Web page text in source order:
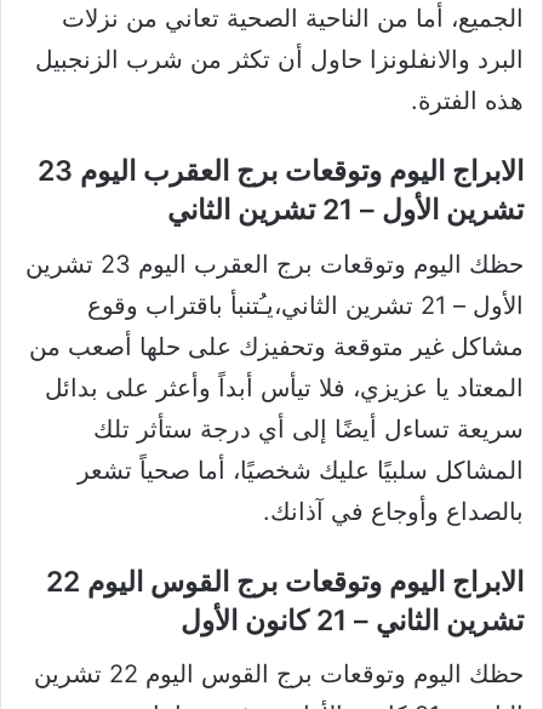
الجميع، أما من الناحية الصحية تعاني من نزلات
البرد والانفلونزا حاول أن تكثر من شرب الزنجبيل
هذه الفترة.
الابراج اليوم وتوقعات برج العقرب اليوم 23
تشرين الأول – 21 تشرين الثاني
حظك اليوم وتوقعات برج العقرب اليوم 23 تشرين
الأول – 21 تشرين الثاني،يـُتنبأ باقتراب وقوع
مشاكل غير متوقعة وتحفيزك على حلها أصعب من
المعتاد يا عزيزي، فلا تيأس أبداً وأعثر على بدائل
سريعة تساءل أيضًا إلى أي درجة ستأثر تلك
المشاكل سلبيًا عليك شخصيًا، أما صحياً تشعر
بالصداع وأوجاع في آذانك.
الابراج اليوم وتوقعات برج القوس اليوم 22
تشرين الثاني – 21 كانون الأول
حظك اليوم وتوقعات برج القوس اليوم 22 تشرين